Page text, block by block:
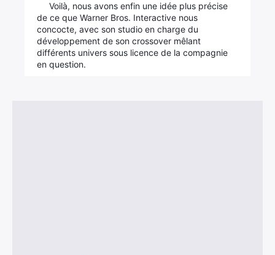
Voilà, nous avons enfin une idée plus précise
de ce que Warner Bros. Interactive nous
concocte, avec son studio en charge du
développement de son crossover mêlant
différents univers sous licence de la compagnie
en question.